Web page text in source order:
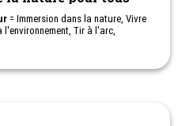
= Immersion dans la nature, Vivre
l'environnement, Tir à l'arc,
ou camps de vacances pour